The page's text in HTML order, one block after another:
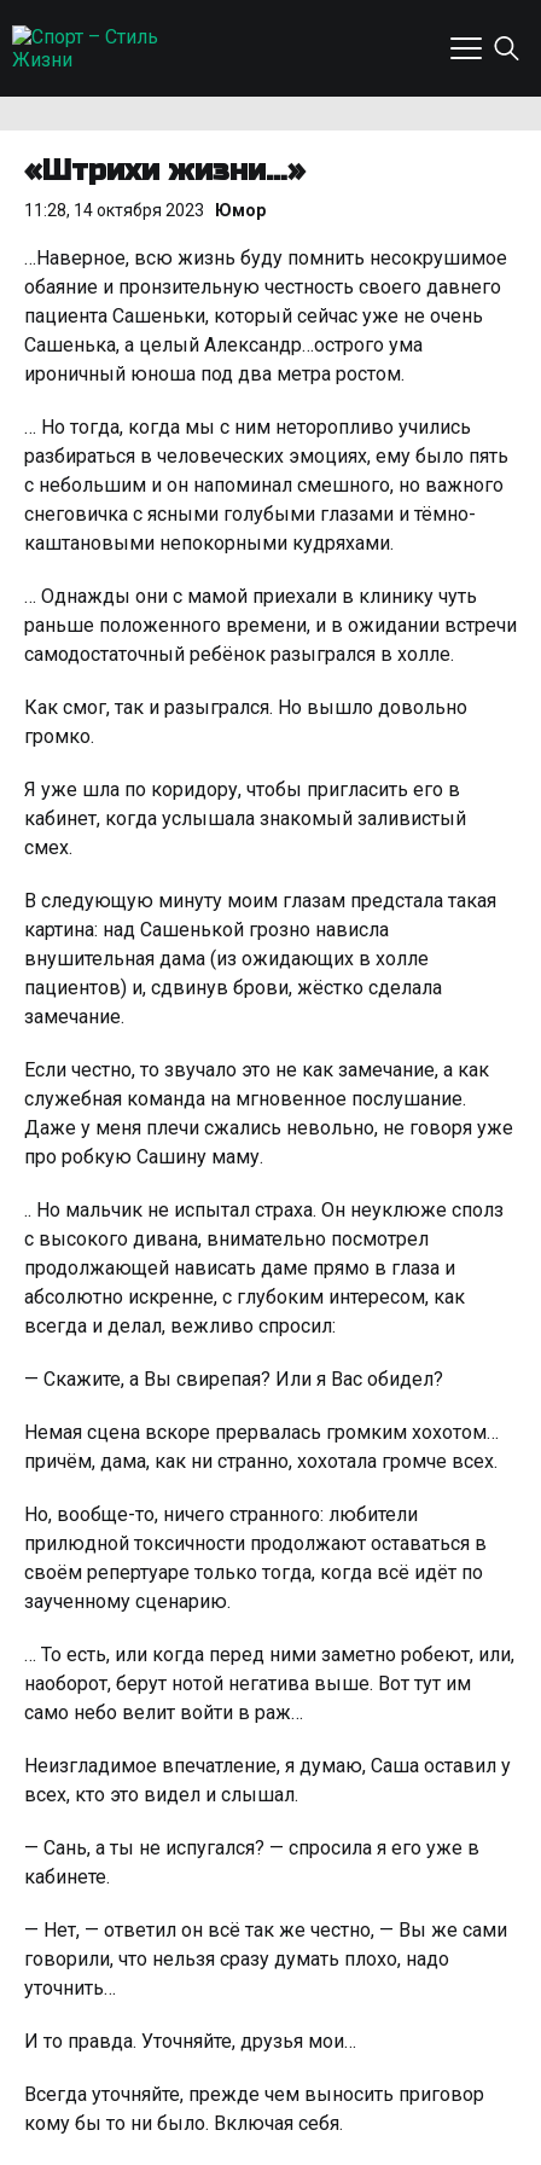
«Штрихи жизни…»
11:28, 14 октября 2023 Юмор
…Наверное, всю жизнь буду помнить несокрушимое
обаяние и пронзительную честность своего давнего
пациента Сашеньки, который сейчас уже не очень
Сашенька, а целый Александр…острого ума
ироничный юноша под два метра ростом.
… Но тогда, когда мы с ним неторопливо учились
разбираться в человеческих эмоциях, ему было пять
с небольшим и он напоминал смешного, но важного
снеговичка с ясными голубыми глазами и тёмно-
каштановыми непокорными кудряхами.
… Однажды они с мамой приехали в клинику чуть
раньше положенного времени, и в ожидании встречи
самодостаточный ребёнок разыгрался в холле.
Как смог, так и разыгрался. Но вышло довольно
громко.
Я уже шла по коридору, чтобы пригласить его в
кабинет, когда услышала знакомый заливистый
смех.
В следующую минуту моим глазам предстала такая
картина: над Сашенькой грозно нависла
внушительная дама (из ожидающих в холле
пациентов) и, сдвинув брови, жёстко сделала
замечание.
Если честно, то звучало это не как замечание, а как
служебная команда на мгновенное послушание.
Даже у меня плечи сжались невольно, не говоря уже
про робкую Сашину маму.
.. Но мальчик не испытал страха. Он неуклюже сполз
с высокого дивана, внимательно посмотрел
продолжающей нависать даме прямо в глаза и
абсолютно искренне, с глубоким интересом, как
всегда и делал, вежливо спросил:
— Скажите, а Вы свирепая? Или я Вас обидeл?
Немая сцена вскоре прервалась громким хохотом…
причём, дама, как ни странно, хохотала громче всех.
Но, вообще-то, ничего странного: любители
прилюдной токсичности продолжают оставаться в
своём репертуаре только тогда, когда всё идёт по
заученному сценарию.
… То есть, или когда перед ними заметно робеют, или,
наоборот, берут нотой негатива выше. Вот тут им
само небо велит войти в раж…
Неизгладимое впечатление, я думаю, Саша оставил у
всех, кто это видел и слышал.
— Сань, а ты не испугался? — спросила я его уже в
кабинете.
— Нет, — ответил он всё так же честно, — Вы же сами
говорили, что нельзя сразу думать плохо, надо
уточнить…
И то правда. Уточняйте, друзья мои…
Всегда уточняйте, прежде чем выносить пригoвoр
кому бы то ни было. Включая себя.